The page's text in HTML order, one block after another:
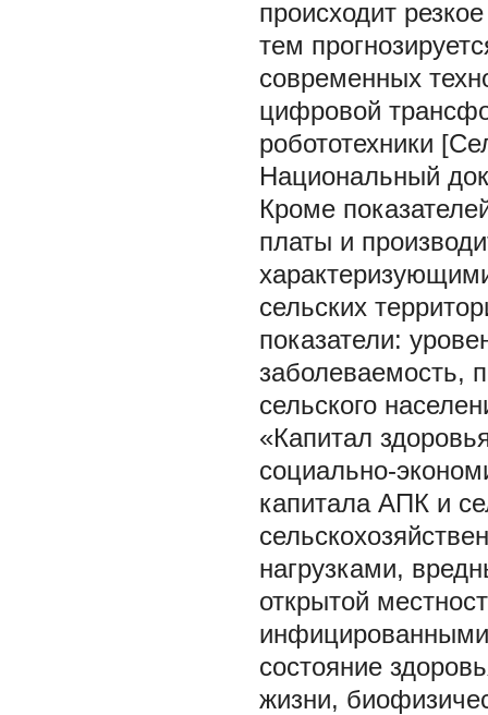
происходит
тем
современных
цифровой
робототехники
Национальный
Кроме
платы и
сельских
показатели:
заболеваемость,
сельского
«Капитал
социально-
капитала АПК и
нагрузками,
открытой
состояние
жизни,